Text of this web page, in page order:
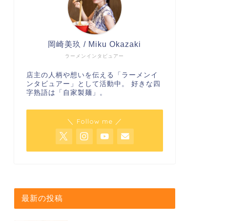
ラーメンインタビュアー
岡崎美玖 / Miku Okazaki
店主の人柄や想いを伝える「ラーメンイ
ンタビュアー」として活動中。 好きな四
字熟語は「自家製麺」。
＼ Follow me ／
最新の投稿